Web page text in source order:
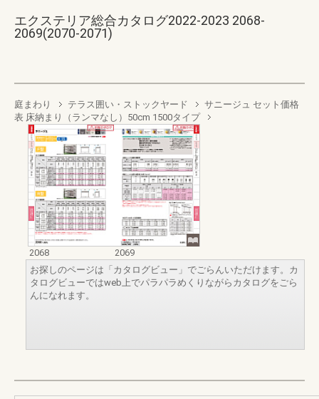
エクステリア総合カタログ2022-2023 2068-
2069(2070-2071)
庭まわり テラス囲い・ストックヤード
サニージュ セット価格
表 床納まり（ランマなし）50cm 1500タイプ
2068
2069
お探しのページは「カタログビュー」でごらんいただけます。カ
タログビューではweb上でパラパラめくりながらカタログをごら
んになれます。